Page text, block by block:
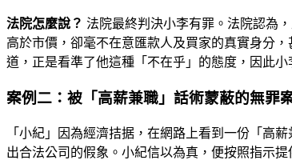
法院怎麼說？ 法院最終判決小李有罪。法院認為
高於市價，卻毫不在意匯款人及買家的真實身分
道，正是看準了他這種「不在乎」的態度，因此
案例二：被「高薪兼職」話術蒙蔽的無罪
「小紀」因為經濟拮据，在網路上看到一份「高
出合法公司的假象。小紀信以為真，便按照指示